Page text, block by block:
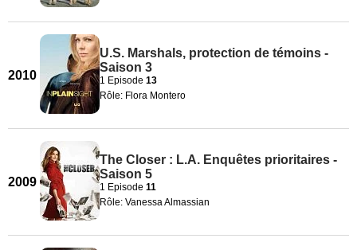
2010
U.S. Marshals, protection de témoins -
Saison 3
1 Episode 13
Rôle: Flora Montero
2009
The Closer : L.A. Enquêtes prioritaires -
Saison 5
1 Episode 11
Rôle: Vanessa Almassian